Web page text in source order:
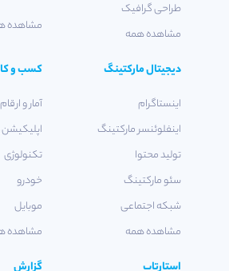
طراحی گرافیک
مشاهده همه
مشاهده
دیجیتال مارکتینگ
اینستاگرام
اینفلوئنسر مارکتینگ
تولید محتوا
سئو مارکتینگ
شبکه اجتماعی
مشاهده همه
کسب و
آمار و ارقام
تکنولوژی
خودرو
موبایل
مشاهده